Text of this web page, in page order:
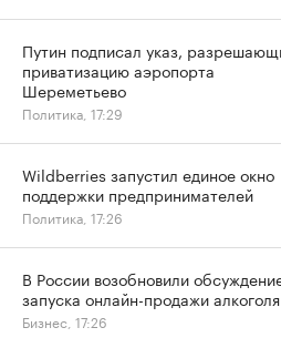
Путин подписал указ,
приватизацию аэропорта
Шереметьево
Политика, 17:29
Wildberries запустил единое окно
поддержки предпринимателей
Политика, 17:26
В России возобновили
запуска онлайн-продажи алкоголя
Бизнес, 17:26